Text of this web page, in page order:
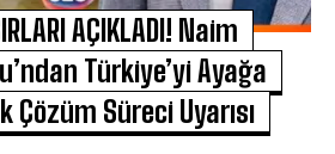
AÇIKLADI! Naim
Türkiye’yi Ayağa
Çözüm Süreci Uyarısı